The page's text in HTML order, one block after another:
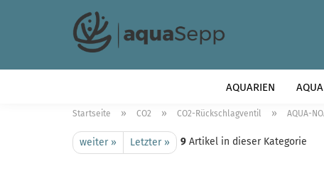
AQUARIEN
Startseite » CO2 » CO2-Rückschlagventil » AQUA-
weiter » Letzter » 9 Artikel in dieser Kategorie